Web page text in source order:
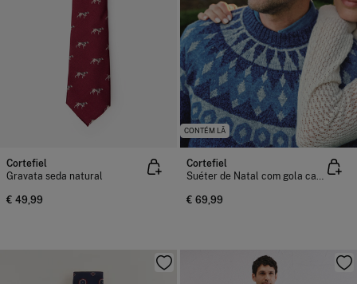
Cortefiel
Gravata seda natural
€ 49,99
CONTÉM LÃ
Cortefiel
Suéter de Natal com gola caixa de lã
€ 69,99